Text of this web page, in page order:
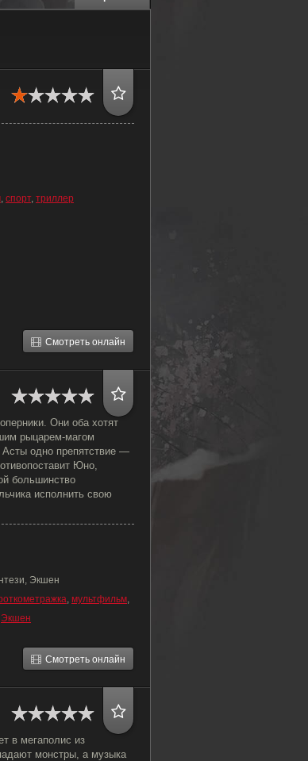
, спорт, триллер
Смотреть онлайн
Они оба хотят
рыцарем-магом
Асты одно препятствие —
Юно,
большинство
исполнить свою
Экшен
, мультфильм,
Экшен
Смотреть онлайн
в мегаполис из
монстры, а музыка